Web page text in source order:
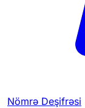
Nömrə Deşifrəsi